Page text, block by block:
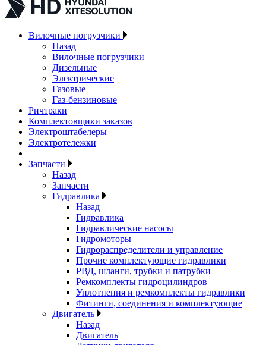
Вилочные погрузчики
Назад
Вилочные погрузчики
Дизельные
Электрические
Газовые
Газ-бензиновые
Ричтраки
Комплектовщики заказов
Электроштабелеры
Электротележки
Запчасти
Назад
Запчасти
Гидравлика
Назад
Гидравлика
Гидравлические насосы
Гидромоторы
Гидрораспределители и управление
Прочие комплектующие гидравлики
РВД, шланги, трубки и патрубки
Ремкомплекты гидроцилиндров
Уплотнения и ремкомплекты гидравлики
Фитинги, соединения и комплектующие
Двигатель
Назад
Двигатель